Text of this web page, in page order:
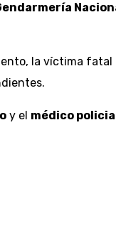
la víctima
y el médico